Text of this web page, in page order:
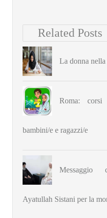
Related Posts
La donna
Roma:
bambini/e e ragazzi/e
Messaggio
Ayatullah Sistani per la